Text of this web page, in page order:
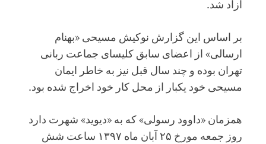
آزاد شد.
بر اساس این گزارش نوکیش مسیحی «بهنام
ارسالی» از اعضای سابق کلیسای جماعت ربانی
تهران بوده و چند سال قبل نیز به خاطر ایمان
مسیحی خود یکبار از محل کار خود اخراج شده بود.
همزمان «داوود رسولی» که به «دیوید» شهرت دارد
روز جمعه مورخ ۲۵ آبان ماه ۱۳۹۷ ساعت شش